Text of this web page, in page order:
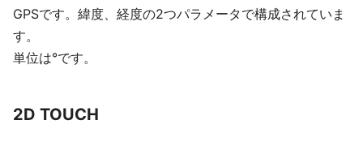
GPSです。緯度、経度の2つパラメータで構成されていま
す。
単位は°です。
2D TOUCH